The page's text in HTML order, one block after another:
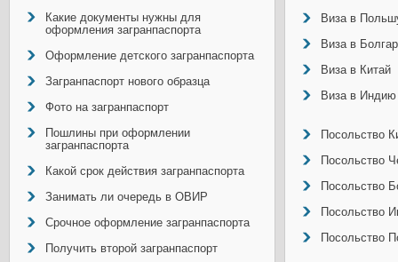
Какие документы нужны для
оформления загранпаспорта
Оформление детского загранпаспорта
Загранпаспорт нового образца
Фото на загранпаспорт
Пошлины при оформлении
загранпаспорта
Какой срок действия загранпаспорта
Занимать ли очередь в ОВИР
Срочное оформление загранпаспорта
Получить второй загранпаспорт
Виза в
Виза в
Виза в Китай
Виза в Индию
Посольство
Посольство
Посольство
Посольство
Посольство